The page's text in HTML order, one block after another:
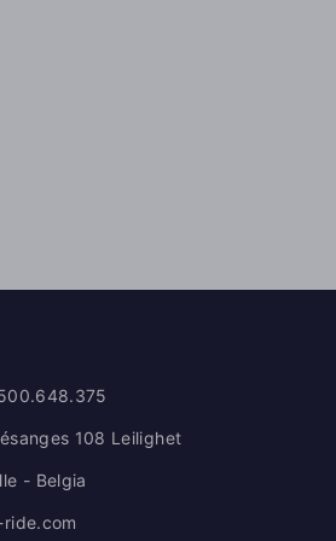
108 Leilighet
- Belgia